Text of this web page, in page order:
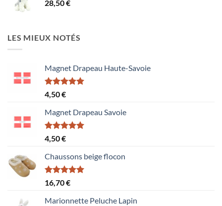
28,50€
LES MIEUX NOTÉS
Magnet Drapeau Haute-Savoie
Note5.00
sur 5
4,50€
Magnet Drapeau Savoie
Note5.00
sur 5
4,50€
Chaussons beige flocon
Note5.00
sur 5
16,70€
Marionnette Peluche Lapin